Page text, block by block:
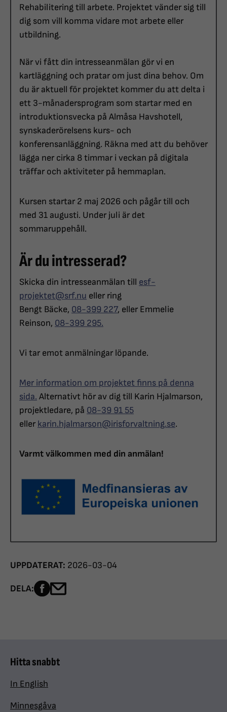
Rehabilitering till arbete. Projektet vänder sig till
dig som vill komma vidare mot arbete eller
utbildning.
När vi fått din intresseanmälan gör vi en
kartläggning och pratar om just dina behov. Om
du är aktuell för projektet kommer du att delta i
ett 3-månadersprogram som startar med en
introduktionsvecka på Almåsa Havshotell,
synskaderörelsens kurs- och
konferensanläggning. Räkna med att du behöver
lägga ner cirka 8 timmar i veckan på digitala
träffar och aktiviteter på hemmaplan.
Kursen startar 2 maj 2026 och pågår till och
med 31 augusti. Under juli är det
sommaruppehåll.
Är du intresserad?
Skicka din intresseanmälan till esf-
projektet@srf.nu eller ring
Bengt Bäcke, 08-399 227, eller Emmelie
Reinson, 08-399 295.
Vi tar emot anmälningar löpande.
Mer information om projektet finns på denna
sida. Alternativt hör av dig till Karin Hjalmarson,
projektledare, på 08-39 91 55
eller karin.hjalmarson@irisforvaltning.se.
Varmt välkommen med din anmälan!
UPPDATERAT: 2026-03-04
DELA: Dela sidan på Facebook
Hitta snabbt
In English
Minnesgåva